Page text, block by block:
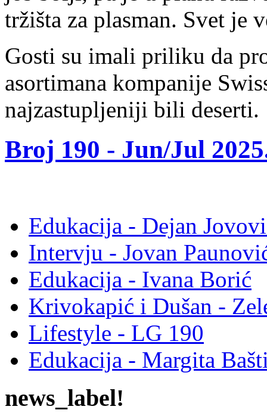
tržišta za plasman. Svet je
Gosti su imali priliku da
asortimana kompanije
najzastupljeniji bili deserti.
Broj 190 - Jun/Jul
Edukacija - Dejan
Intervju - Jovan
Edukacija - Ivana Borić
Krivokapić i Dušan -
Lifestyle - LG 190
Edukacija - Margita
news_label!